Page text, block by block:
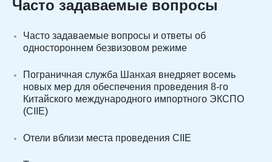
Часто задаваемые вопросы
Часто задаваемые вопросы и ответы об
одностороннем безвизовом режиме
Пограничная служба Шанхая внедряет восемь
новых мер для обеспечения проведения 8-го
Китайского международного импортного ЭКСПО
(CIIE)
Отели вблизи места проведения CIIE